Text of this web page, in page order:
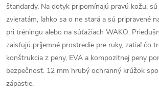
štandardy. Na dotyk pripomínajú pravú kožu,
zvieratám, ľahko sa o ne stará a sú pripravené
pri tréningu alebo na súťažiach WAKO.
zaisťujú príjemné prostredie pre ruky, zatiaľ čo
konštrukcia z peny, EVA a kompozitnej peny
bezpečnosť. 12 mm hrubý ochranný krúžok
zápästie.